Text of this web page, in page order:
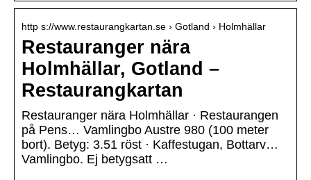
http s://www.restaurangkartan.se › Gotland › Holmhällar
Restauranger nära
Holmhällar, Gotland –
Restaurangkartan
Restauranger nära Holmhällar · Restaurangen
på Pens… Vamlingbo Austre 980 (100 meter
bort). Betyg: 3.51 röst · Kaffestugan, Bottarv…
Vamlingbo. Ej betygsatt …